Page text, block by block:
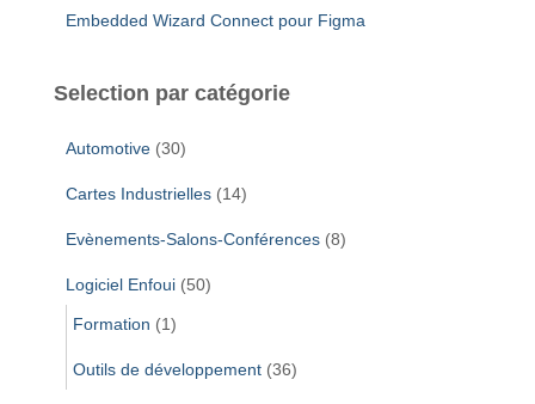
Embedded Wizard Connect pour Figma
Selection par catégorie
Automotive (30)
Cartes Industrielles (14)
Evènements-Salons-Conférences (8)
Logiciel Enfoui (50)
Formation (1)
Outils de développement (36)